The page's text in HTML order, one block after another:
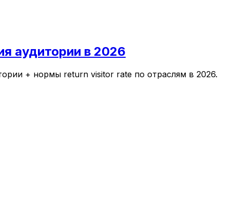
аудитории в 2026
+ нормы return visitor rate по отраслям в 2026.